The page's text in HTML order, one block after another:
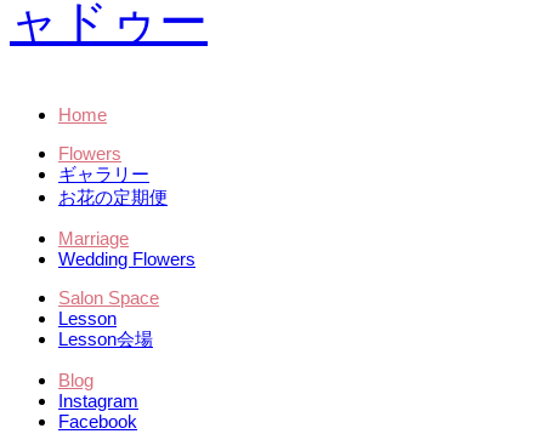
Home
Flowers
ギャラリー
お花の定期便
Marriage
Wedding Flowers
Salon Space
Lesson
Lesson会場
Blog
Instagram
Facebook